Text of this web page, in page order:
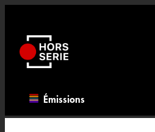
contenu
Émissions